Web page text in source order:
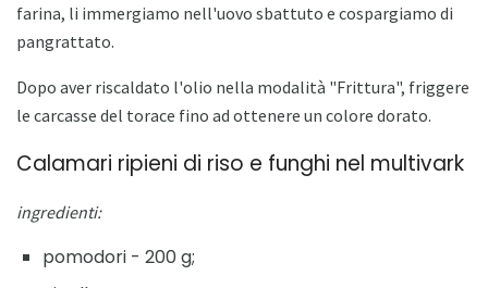
farina, li immergiamo nell'uovo sbattuto e cospargiamo di
pangrattato.
Dopo aver riscaldato l'olio nella modalità "Frittura", friggere
le carcasse del torace fino ad ottenere un colore dorato.
Calamari ripieni di riso e funghi nel multivark
ingredienti:
pomodori - 200 g;